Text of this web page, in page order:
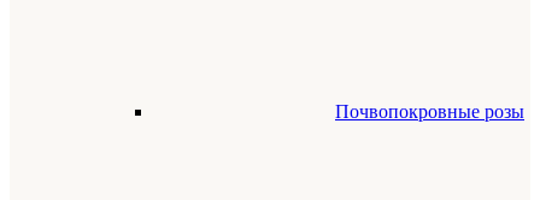
Почвопокровные розы